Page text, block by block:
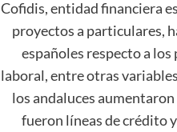
Cofidis, entidad financiera
proyectos a particulares,
españoles respecto a
laboral, entre otras
los andaluces
fueron líneas de crédito